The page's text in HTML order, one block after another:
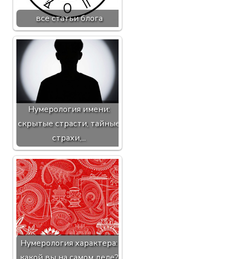
все статьи блога
Нумерология имени:
скрытые страсти, тайные
страхи,...
Нумерология характера: